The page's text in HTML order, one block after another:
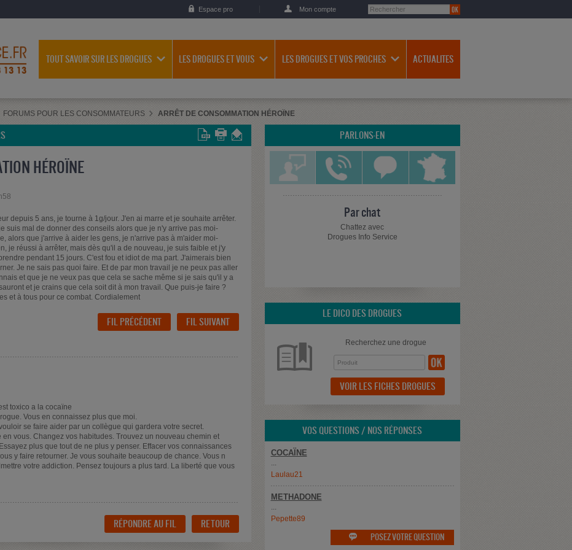
Espace pro Mon compte
TOUT SAVOIR SUR LES DROGUES LES DROGUES ET VOUS LES DROGUES ET VOS PROCHES ACTUALITES
FORUMS POUR LES CONSOMMATEURS ARRÊT DE CONSOMMATION HÉROÏNE
HÉROÏNE
depuis 5 ans, je tourne à 1g/jour. J'en ai marre et je souhaite arrêter.
suis mal de donner des conseils alors que je n'y arrive pas moi-
alors que j'arrive à aider les gens, je n'arrive pas à m'aider moi-
je réussi à arrêter, mais dès qu'il a de nouveau, je suis faible et j'y
pendant 15 jours. C'est fou et idiot de ma part. J'aimerais bien
Je ne sais pas quoi faire. Et de par mon travail je ne peux pas aller
et que je ne veux pas que cela se sache même si je sais qu'il y a
et je crains que cela soit dit à mon travail. Que puis-je faire ?
et à tous pour ce combat. Cordialement
FIL PRÉCÉDENT FIL SUIVANT
toxico a la cocaïne
Vous en connaissez plus que moi.
se faire aider par un collègue qui gardera votre secret.
en vous. Changez vos habitudes. Trouvez un nouveau chemin et
plus que tout de ne plus y penser. Effacer vos connaissances
y faire retourner. Je vous souhaite beaucoup de chance. Vous n
votre addiction. Pensez toujours a plus tard. La liberté que vous
RÉPONDRE AU FIL RETOUR
PARLONS-EN
Par chat
Chattez avec
Drogues Info Service
LE DICO DES DROGUES
Recherchez une drogue
VOIR LES FICHES DROGUES
VOS QUESTIONS / NOS RÉPONSES
COCAÏNE
Laulau21
METHADONE
Pepette89
 POSEZ VOTRE QUESTION